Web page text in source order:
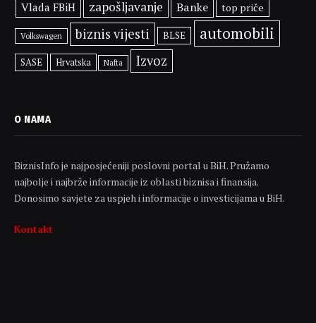
Vlada FBiH
zapošljavanje Banke top priče
Volkswagen biznis vijesti BLSE automobili
SASE Hrvatska Nafta Izvoz
O NAMA
BiznisInfo je najposjećeniji poslovni portal u BiH. Pružamo
najbolje i najbrže informacije iz oblasti biznisa i finansija.
Donosimo savjete za uspjeh i informacije o investicijama u BiH.
Kontakt